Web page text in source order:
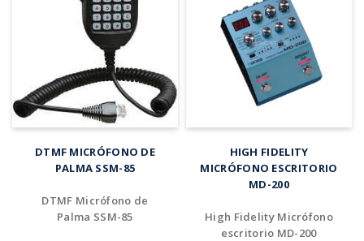
Añadir al cotizador
DTMF MICRÓFONO DE
PALMA SSM-85
DTMF Micrófono de
Palma SSM-85
HIGH FIDELITY
MICRÓFONO ESCRITORIO
MD-200
High Fidelity Micrófono
escritorio MD-200